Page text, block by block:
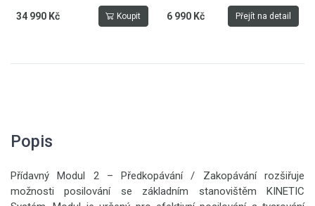
34 990 Kč Koupit 6 990 Kč Přejít na detail
Popis
Přídavný Modul 2 – Předkopávání / Zakopávání rozšiřuje
možnosti posilování se základním stanovištěm KINETIC